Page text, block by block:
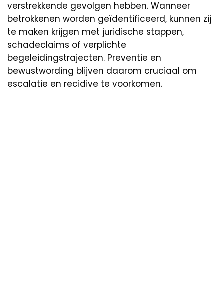
verstrekkende gevolgen hebben. Wanneer
betrokkenen worden geïdentificeerd, kunnen zij
te maken krijgen met juridische stappen,
schadeclaims of verplichte
begeleidingstrajecten. Preventie en
bewustwording blijven daarom cruciaal om
escalatie en recidive te voorkomen.